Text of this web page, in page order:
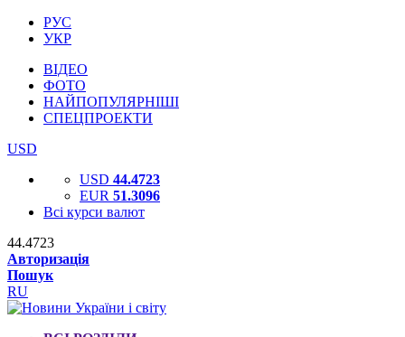
РУС
УКР
ВІДЕО
ФОТО
НАЙПОПУЛЯРНІШІ
СПЕЦПРОЕКТИ
USD
USD 44.4723
EUR 51.3096
Всі курси валют
44.4723
Авторизація
Пошук
RU